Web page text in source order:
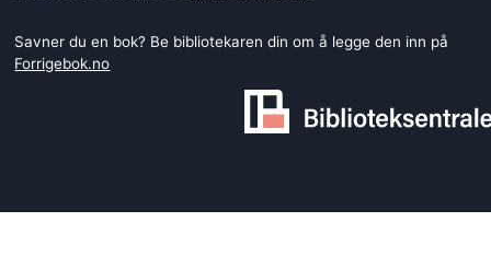
Savner du en bok? Be bibliotekaren din om å legge den inn på
Forrigebok.no